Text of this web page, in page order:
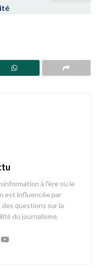
à l'ère ou le
est influencée par
questions sur la
du journalisme.